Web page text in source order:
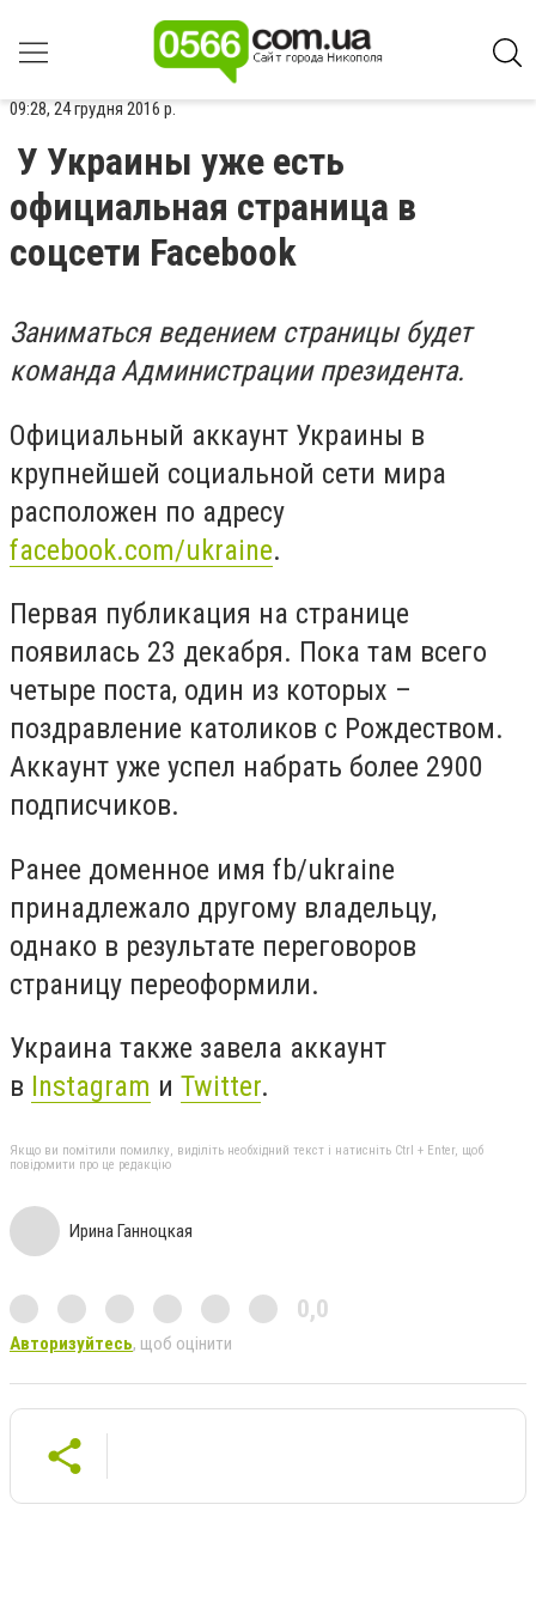
09:28, 24 грудня 2016 р.
У Украины уже есть
официальная страница в
соцсети Facebook
Заниматься ведением страницы будет
команда Администрации президента.
Официальный аккаунт Украины в
крупнейшей социальной сети мира
расположен по адресу
facebook.com/ukraine.
Первая публикация на странице
появилась 23 декабря. Пока там всего
четыре поста, один из которых –
поздравление католиков с Рождеством.
Аккаунт уже успел набрать более 2900
подписчиков.
Ранее доменное имя fb/ukraine
принадлежало другому владельцу,
однако в результате переговоров
страницу переоформили.
Украина также завела аккаунт
в Instagram и Twitter.
Якщо ви помітили помилку, виділіть необхідний текст і натисніть Ctrl + Enter, щоб
повідомити про це редакцію
Ирина Ганноцкая
0,0
Авторизуйтесь, щоб оцінити